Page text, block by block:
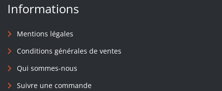
Informations
Mentions légales
Conditions générales de ventes
Qui sommes-nous
Suivre une commande